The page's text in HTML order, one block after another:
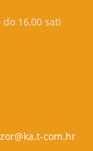
16,00 sati
com.hr